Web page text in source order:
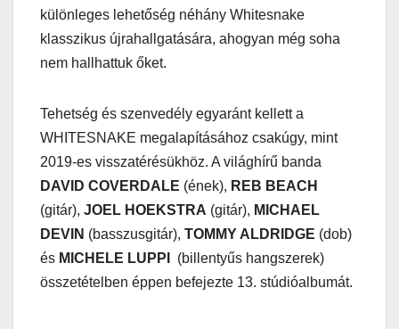
különleges lehetőség néhány Whitesnake
klasszikus újrahallgatására, ahogyan még soha
nem hallhattuk őket.
Tehetség és szenvedély egyaránt kellett a
WHITESNAKE megalapításához csakúgy, mint
2019-es visszatérésükhöz. A világhírű banda
DAVID COVERDALE (ének), REB BEACH
(gitár), JOEL HOEKSTRA (gitár), MICHAEL
DEVIN (basszusgitár), TOMMY ALDRIDGE (dob)
és MICHELE LUPPI
(billentyűs hangszerek)
összetételben éppen befejezte 13. stúdióalbumát.